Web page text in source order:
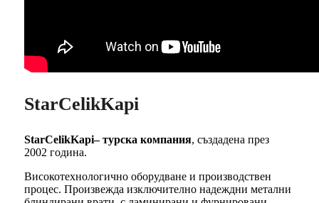
StarCelikKapi
StarCelikKapi– турска компания, създадена през
2002 година.
Високотехнологично оборудване и производствен
процес. Произвежда изключително надеждни метални